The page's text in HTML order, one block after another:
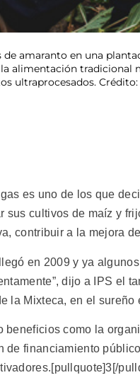
amaranto en una
alimentación
ultraprocesados.
es uno de los que
sus cultivos de maíz y
contribuir a la mejora
en 2009 y ya
dijo a IPS el
la Mixteca, en el sureño
beneficios como la
de financiamiento